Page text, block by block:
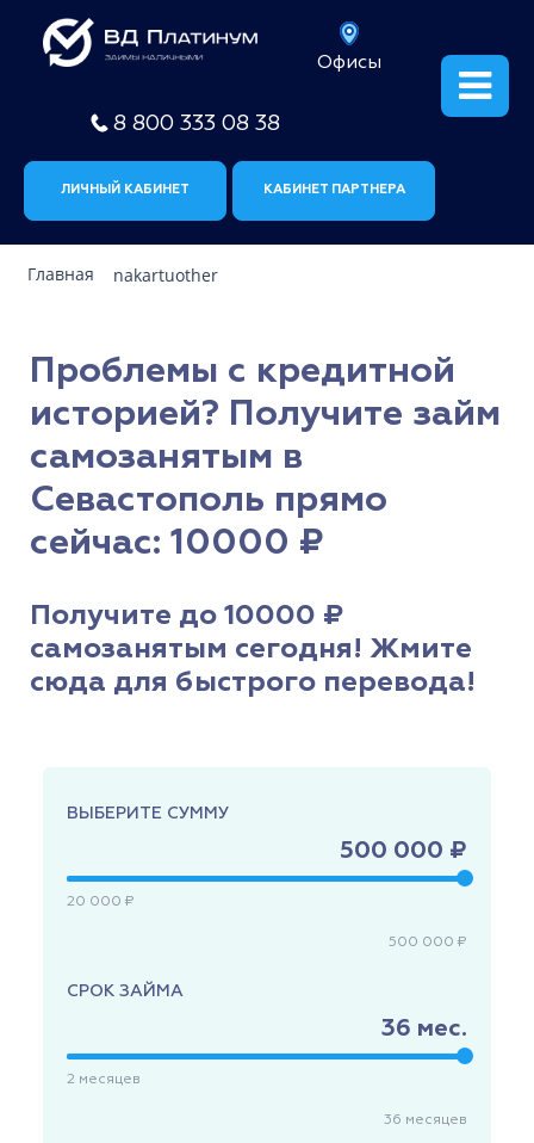
Офисы
8 800 333 08 38
ЛИЧНЫЙ КАБИНЕТ КАБИНЕТ ПАРТНЕРА
Главная nakartuother
Проблемы с кредитной
историей? Получите займ
самозанятым в
Севастополь прямо
сейчас: 10000 ₽
Получите до 10000 ₽
самозанятым сегодня! Жмите
сюда для быстрого перевода!
ВЫБЕРИТЕ СУММУ
500 000 ₽
20 000 ₽
500 000 ₽
СРОК ЗАЙМА
36 мес.
2 месяцев
36 месяцев